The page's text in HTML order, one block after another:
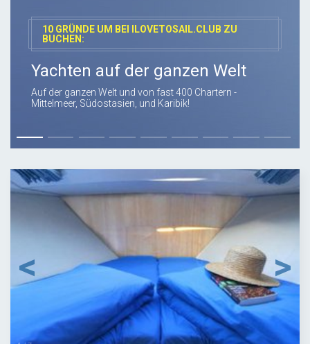
10 GRÜNDE UM BEI ILOVETOSAIL.CLUB ZU
BUCHEN:
Yachten auf der ganzen Welt
Auf der ganzen Welt und von fast 400 Chartern -
Mittelmeer, Südostasien, und Karibik!